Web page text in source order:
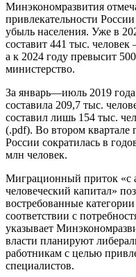
Минэкономразвития
привлекательности
убыль населения. Уже в
составит 441 тыс.
а к 2024 году превысит
министерство.
За январь—июль 2019 года
составила 209,7 тыс.
составил лишь 154 тыс.
(.pdf). Во втором квартале
России сократилась в
млн человек.
Миграционный приток «с
человеческий капитал»
востребованные
соответствии с
указывает
власти планируют
работникам с целью
специалистов.